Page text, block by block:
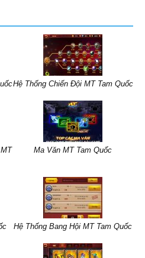
Hệ Thống Chiến Đội MT Tam Quốc
Ma Văn MT Tam Quốc
Hệ Thống Bang Hội MT Tam Quốc